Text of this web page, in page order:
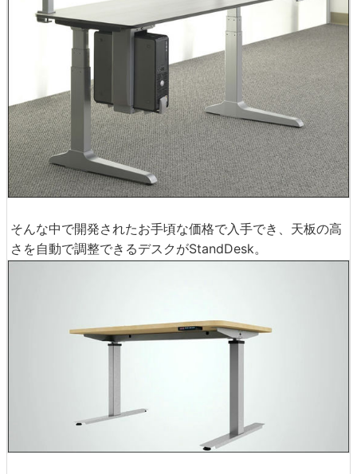
そんな中で開発されたお手頃な価格で入手でき、天板の高
さを自動で調整できるデスクがStandDesk。